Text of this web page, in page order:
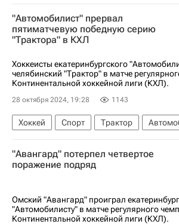
КХЛ 2025-2026
Динамо (Минск)
"Автомобилист" прервал
пятиматчевую победную серию
"Трактора" в КХЛ
Хоккеисты екатеринбургского
челябинский "Трактор" в матче
Континентальной хоккейной лиги (КХЛ).
28 октября 2024, 19:28 1143
Хоккей Спорт Трактор
КХЛ 2025-2026
"Авангард" потерпел четвертое
поражение подряд
Омский "Авангард" проиграл
"Автомобилисту" в матче регулярного
Континентальной хоккейной лиги (КХЛ).